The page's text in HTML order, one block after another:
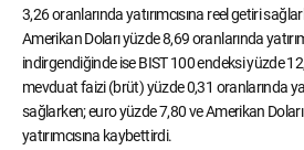
3,26 oranlarında yatırımcısına reel getiri
Amerikan Doları yüzde 8,69 oranlarında
indirgendiğinde ise BIST 100 endeksi yüzde
mevduat faizi (brüt) yüzde 0,31 oranlarında
sağlarken; euro yüzde 7,80 ve Amerikan
yatırımcısına kaybettirdi.